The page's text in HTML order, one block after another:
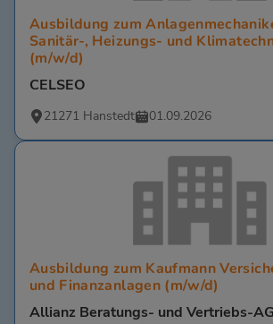
Ausbildung zum
Sanitär-, Heizungs- und
(m/w/d)
CELSEO
21271 Hanstedt 01.09.2026
Ausbildung zum Kaufmann
und Finanzanlagen (m/w/d)
Allianz Beratungs- und Vertriebs-AG